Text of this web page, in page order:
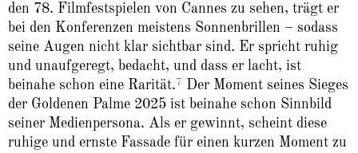
den 78. Filmfestspielen von Cannes zu sehen, trägt er
bei den Konferenzen meistens Sonnenbrillen – sodass
seine Augen nicht klar sichtbar sind. Er spricht ruhig
und unaufgeregt, bedacht, und dass er lacht, ist
beinahe schon eine Rarität.7 Der Moment seines Sieges
der Goldenen Palme 2025 ist beinahe schon Sinnbild
seiner Medienpersona. Als er gewinnt, scheint diese
ruhige und ernste Fassade für einen kurzen Moment zu